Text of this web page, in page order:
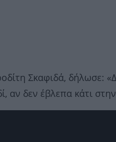
Σκαφιδά, δήλωσε:
αν δεν έβλεπα κάτι